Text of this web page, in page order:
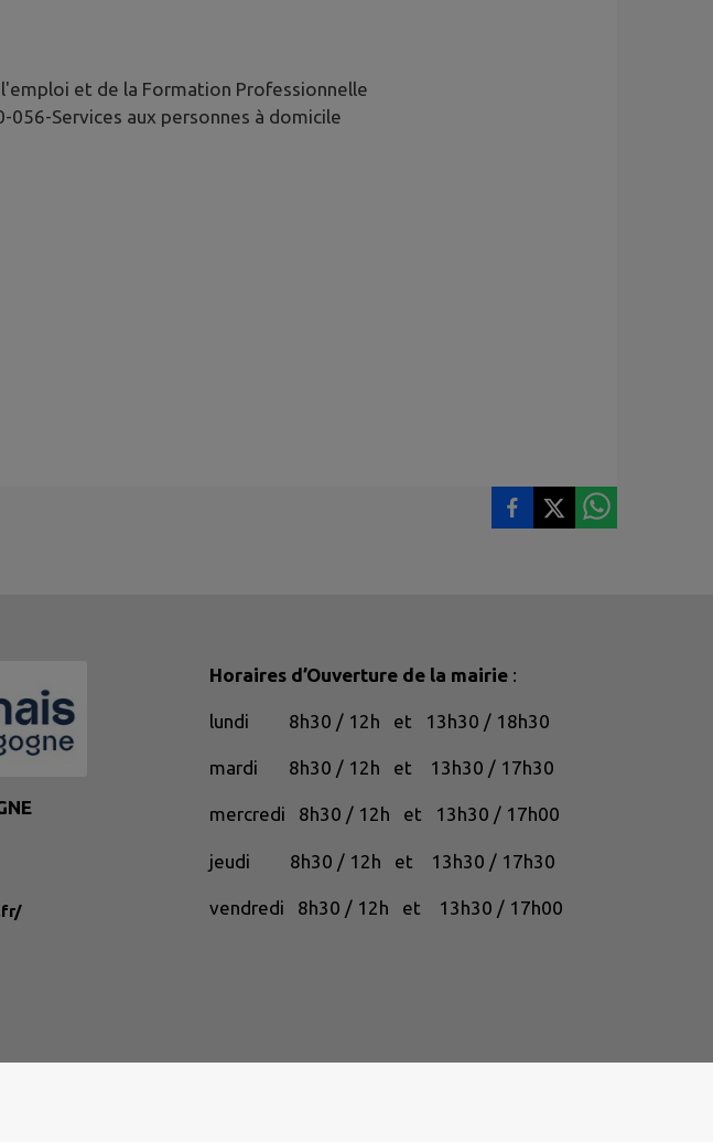
et de la Formation Professionnelle
056-Services aux personnes à domicile
Horaires d’Ouverture de la mairie :
lundi 8h30 / 12h et 13h30 / 18h30
mardi 8h30 / 12h et 13h30 / 17h30
mercredi 8h30 / 12h et 13h30 / 17h00
jeudi 8h30 / 12h et 13h30 / 17h30
vendredi 8h30 / 12h et 13h30 / 17h00